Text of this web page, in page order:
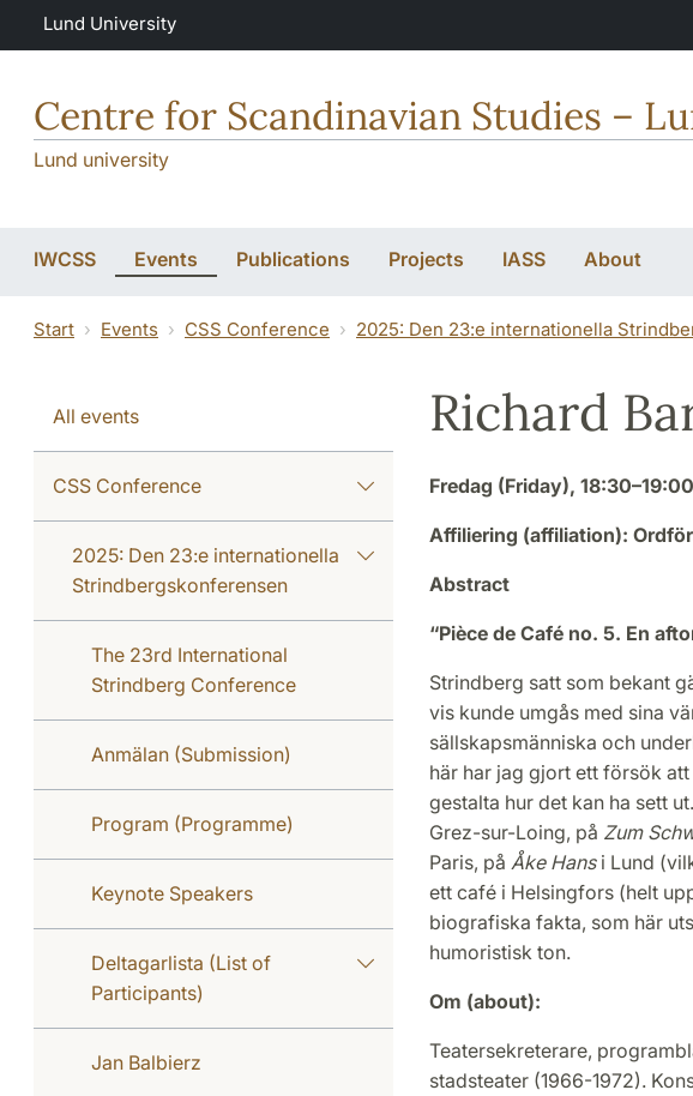
Skip to main content
Lund University
Centre for Scandinavian Studies –
Lund university
IWCSS Events Publications Projects IASS About
Start Events CSS Conference 2025: Den 23:e internationella
All events
CSS Conference
2025: Den 23:e internationella
Strindbergskonferensen
The 23rd International
Strindberg Conference
Anmälan (Submission)
Program (Programme)
Keynote Speakers
Deltagarlista (List of
Participants)
Jan Balbierz
Richard
Fredag (Friday),
Affiliering (affiliation):
Abstract
“Pièce de Café no. 5. En
Strindberg satt som bekant
vis kunde umgås med sina
sällskapsmänniska och
här har jag gjort ett försök
gestalta hur det kan ha sett
Grez-sur-Loing, på Zum
Paris, på Åke Hansi Lund
ett café i Helsingfors (helt
biografiska fakta, som här
humoristisk ton.
Om (about):
Teatersekreterare,
stadsteater (1966-1972).